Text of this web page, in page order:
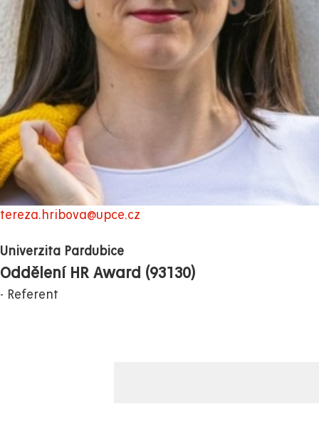
tereza.hribova@upce.cz
Univerzita Pardubice
Oddělení HR Award (93130)
Referent